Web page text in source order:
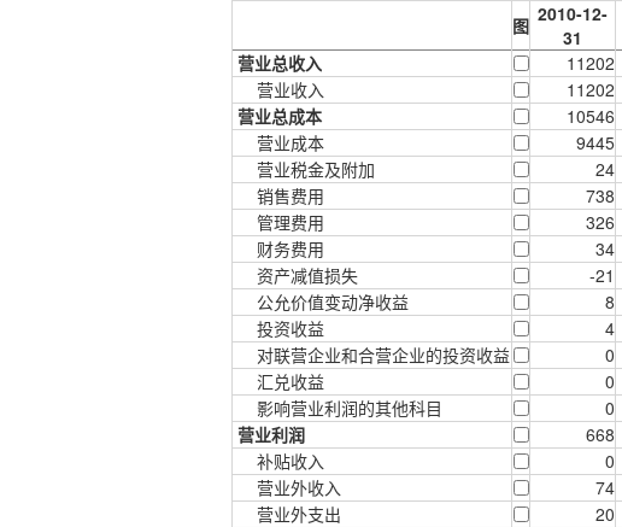
图 2010-12-
31
营业总收入
11202
营业收入
11202
营业总成本
10546
营业成本
9445
营业税金及附加
24
销售费用
738
管理费用
326
财务费用
34
资产减值损失
-21
公允价值变动净收益
8
投资收益
4
对联营企业和合营企业的投资收益
0
汇兑收益
0
影响营业利润的其他科目
0
营业利润
668
补贴收入
0
营业外收入
74
营业外支出
20